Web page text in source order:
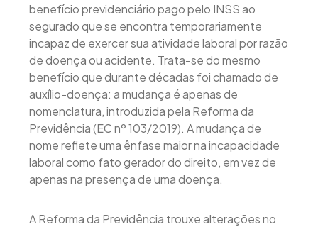
benefício previdenciário pago pelo INSS ao
segurado que se encontra temporariamente
incapaz de exercer sua atividade laboral por razão
de doença ou acidente. Trata-se do mesmo
benefício que durante décadas foi chamado de
auxílio-doença: a mudança é apenas de
nomenclatura, introduzida pela Reforma da
Previdência (EC nº 103/2019). A mudança de
nome reflete uma ênfase maior na incapacidade
laboral como fato gerador do direito, em vez de
apenas na presença de uma doença.
A Reforma da Previdência trouxe alterações no